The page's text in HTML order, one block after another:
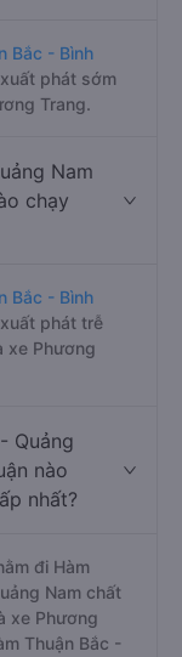
Bắc - Bình
phát sớm
Trang.
Nam
chạy
Bắc - Bình
phát trễ
xe Phương
Quảng
nào
nhất?
đi Hàm
Nam chất
xe Phương
Thuận Bắc -